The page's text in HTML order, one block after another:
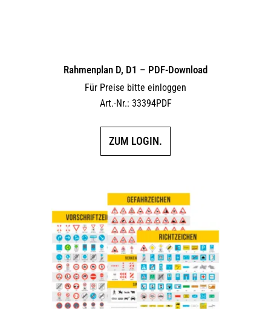
Rahmenplan D, D1 – PDF-Download
Für Preise bitte einloggen
Art.-Nr.: 33394PDF
ZUM LOGIN.